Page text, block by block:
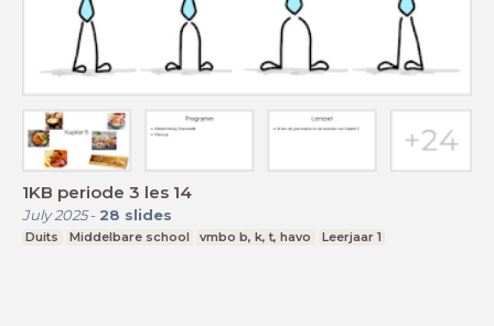
1KB periode 3 les 14
July 2025- 28 slides
Duits Middelbare school vmbo b, k, t, havo Leerjaar 1